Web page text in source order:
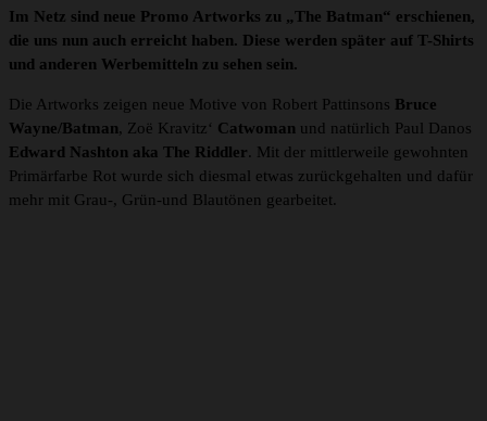
Im Netz sind neue Promo Artworks zu „The Batman“ erschienen,
die uns nun auch erreicht haben. Diese werden später auf T-Shirts
und anderen Werbemitteln zu sehen sein.
Die Artworks zeigen neue Motive von Robert Pattinsons Bruce
Wayne/Batman, Zoë Kravitz‘ Catwoman und natürlich Paul Danos
Edward Nashton aka The Riddler. Mit der mittlerweile gewohnten
Primärfarbe Rot wurde sich diesmal etwas zurückgehalten und dafür
mehr mit Grau-, Grün-und Blautönen gearbeitet.